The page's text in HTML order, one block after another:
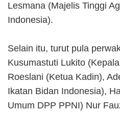
Lesmana (Majelis Tinggi
Indonesia).
Selain itu, turut pula
Kusumastuti Lukito
Roeslani (Ketua Kadin),
Ikatan Bidan Indonesia),
Umum DPP PPNI) Nur